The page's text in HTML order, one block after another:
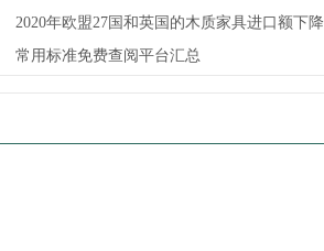
2020年欧盟27国和英国的木质家具进口额下降
常用标准免费查阅平台汇总